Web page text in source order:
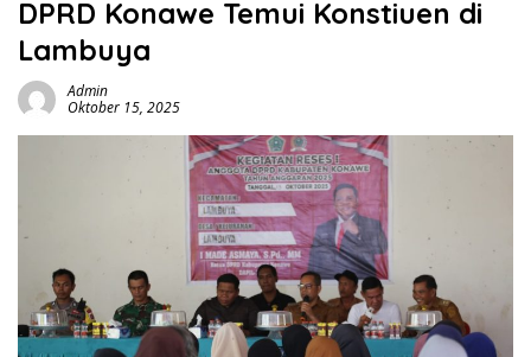
DPRD Konawe Temui Konstiuen di
Lambuya
Admin
Oktober 15, 2025